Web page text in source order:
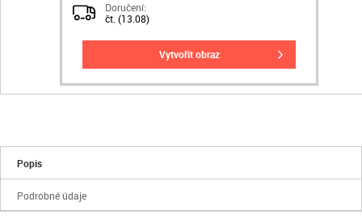
Doručení:
čt. (13.08)
vytvořit obraz
Popis
Podrobné údaje